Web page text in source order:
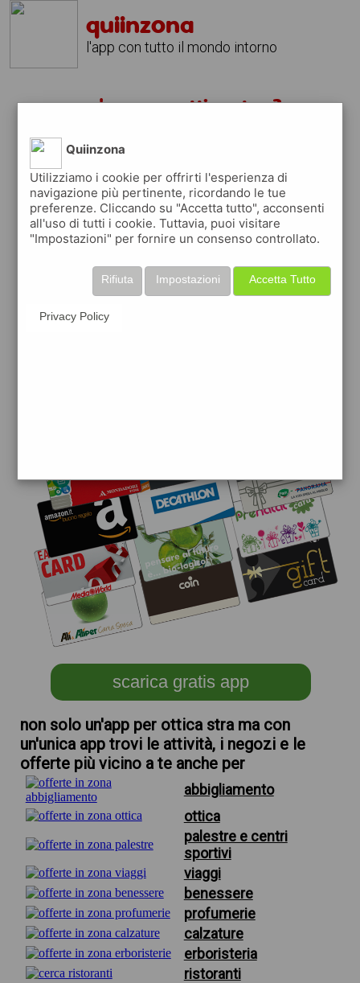
quiinzona
l'app con tutto il mondo intorno
un'app per ottica stra ?
scarica gratis app
quiinzona è una app
gratuita
che ti aiuta se cerchi 'un'app per ottica
raccogli punti da convertire inbuoni sconto
o gift cardper fare la spesa, fare
scarica gratis app
non solo un'app per ottica stra ma con
un'unica app trovi le attività, i negozi e le
offerte più vicino a te anche per
abbigliamento
ottica
palestre e centri
sportivi
viaggi
benessere
profumerie
calzature
erboristeria
ristoranti
Quiinzona
Utilizziamo i cookie per offrirti l'esperienza di
navigazione più pertinente, ricordando le tue
preferenze. Cliccando su "Accetta tutto", acconsenti
all'uso di tutti i cookie. Tuttavia, puoi visitare
"Impostazioni" per fornire un consenso controllato.
Accetta Tutto
Impostazioni
Rifiuta
Privacy Policy